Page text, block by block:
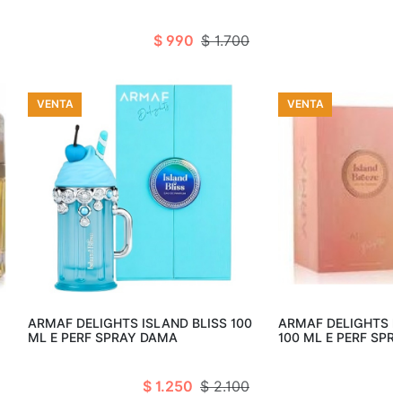
$ 990 $ 1.700
VENTA
Añadir al carro
ARMAF DELIGHTS ISLAND BLISS 100
ML E PERF SPRAY DAMA
$ 1.250 $ 2.100
VENTA
ARMAF DELIGHTS
100 ML E PERF